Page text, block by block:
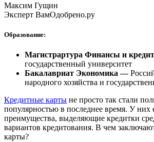
Максим Гущин
Эксперт ВамОдобрено.ру
Образование:
Магистрартура Финансы и
государственный университет
Бакалавриат Экономика —
народного хозяйства и
Кредитные карты не просто так стали
популярностью в последнее время. У них
преимущества, выделяющие кредитки
вариантов кредитования. В чем
карты?